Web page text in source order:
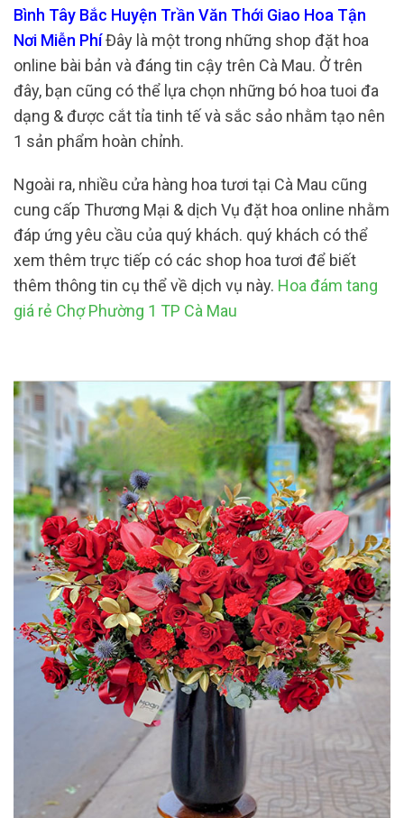
Bình Tây Bắc Huyện Trần Văn Thới Giao Hoa Tận
Nơi Miễn PhíĐây là một trong những shop đặt hoa
online bài bản và đáng tin cậy trên Cà Mau. Ở trên
đây, bạn cũng có thể lựa chọn những bó hoa tuoi đa
dạng & được cắt tỉa tinh tế và sắc sảo nhằm tạo nên
1 sản phẩm hoàn chỉnh.
Ngoài ra, nhiều cửa hàng hoa tươi tại Cà Mau cũng
cung cấp Thương Mại & dịch Vụ đặt hoa online nhằm
đáp ứng yêu cầu của quý khách. quý khách có thể
xem thêm trực tiếp có các shop hoa tươi để biết
thêm thông tin cụ thể về dịch vụ này. Hoa đám tang
giá rẻ Chợ Phường 1 TP Cà Mau